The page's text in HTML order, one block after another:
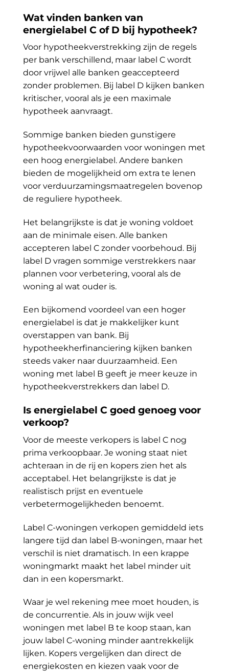
Wat vinden banken van
energielabel C of D bij hypotheek?
Voor hypotheekverstrekking zijn de regels
per bank verschillend, maar label C wordt
door vrijwel alle banken geaccepteerd
zonder problemen. Bij label D kijken banken
kritischer, vooral als je een maximale
hypotheek aanvraagt.
Sommige banken bieden gunstigere
hypotheekvoorwaarden voor woningen met
een hoog energielabel. Andere banken
bieden de mogelijkheid om extra te lenen
voor verduurzamingsmaatregelen bovenop
de reguliere hypotheek.
Het belangrijkste is dat je woning voldoet
aan de minimale eisen. Alle banken
accepteren label C zonder voorbehoud. Bij
label D vragen sommige verstrekkers naar
plannen voor verbetering, vooral als de
woning al wat ouder is.
Een bijkomend voordeel van een hoger
energielabel is dat je makkelijker kunt
overstappen van bank. Bij
hypotheekherfinanciering kijken banken
steeds vaker naar duurzaamheid. Een
woning met label B geeft je meer keuze in
hypotheekverstrekkers dan label D.
Is energielabel C goed genoeg voor
verkoop?
Voor de meeste verkopers is label C nog
prima verkoopbaar. Je woning staat niet
achteraan in de rij en kopers zien het als
acceptabel. Het belangrijkste is dat je
realistisch prijst en eventuele
verbetermogelijkheden benoemt.
Label C-woningen verkopen gemiddeld iets
langere tijd dan label B-woningen, maar het
verschil is niet dramatisch. In een krappe
woningmarkt maakt het label minder uit
dan in een kopersmarkt.
Waar je wel rekening mee moet houden, is
de concurrentie. Als in jouw wijk veel
woningen met label B te koop staan, kan
jouw label C-woning minder aantrekkelijk
lijken. Kopers vergelijken dan direct de
energiekosten en kiezen vaak voor de